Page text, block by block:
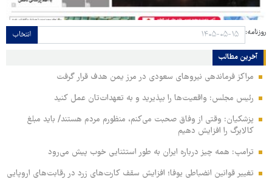
روزنامه: انتخاب
آخرین مطالب
مراکز فرماندهی نیروهای سعودی در مرز یمن هدف قرار گرفت
رئیس مجلس: واقعیت‌ها را بپذیرید و به تعهدات‌تان عمل کنید
پزشکیان: وقتی از وفاق صحبت می‌کنم، منظورم مردم هستند/ باید مبلغ
کالابرگ را افزایش دهیم
ترامپ: همه چیز درباره ایران به طور استثنایی خوب پیش می‌رود
تغییر قوانین انضباطی یوفا؛ افزایش سقف کارت‌های زرد در رقابت‌های اروپایی